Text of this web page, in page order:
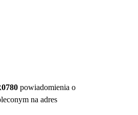
powiadomienia o
na adres